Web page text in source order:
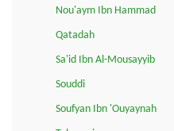
Nou'aym Ibn Hammad
Qatadah
Sa'id Ibn Al-Mousayyib
Souddi
Soufyan Ibn 'Ouyaynah